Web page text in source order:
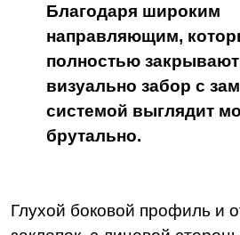
Благодаря широким
направляющим,
полностью
визуально забор с
системой выглядит
брутально.
Глухой боковой профиль и